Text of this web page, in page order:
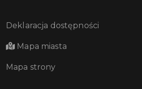
Deklaracja dostępności
Mapa miasta
Mapa strony